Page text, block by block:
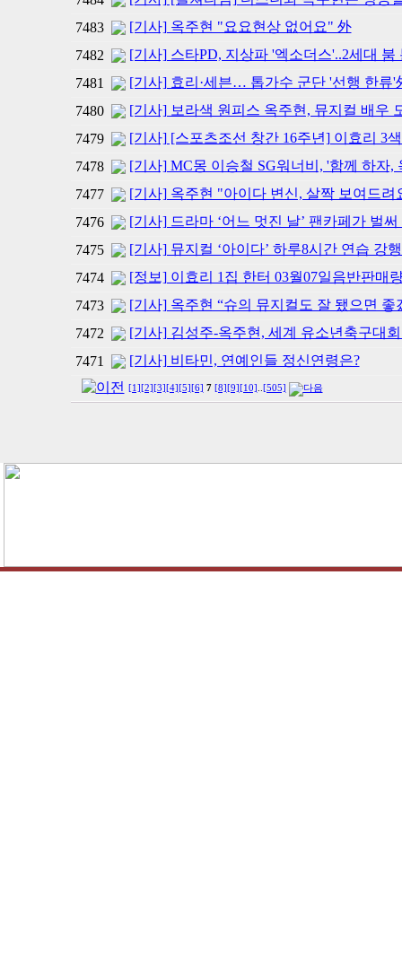
7483
[기사] 옥주현 "요요현상 없어요" 外
7482
[기사] 스타PD, 지상파 '엑소더스'..2세대 붐
7481
[기사] 효리·세븐… 톱가수 군단 '선행 한류'
7480
[기사] 보라색 원피스 옥주현, 뮤지컬 배우
7479
[기사] [스포츠조선 창간 16주년] 이효리 3
7478
[기사] MC몽 이승철 SG워너비, '함께 하자,
7477
[기사] 옥주현 "아이다 변신, 살짝 보여드려
7476
[기사] 드라마 ‘어느 멋진 날’ 팬카페가 벌써
7475
[기사] 뮤지컬 ‘아이다’ 하루8시간 연습 강
7474
[정보] 이효리 1집 한터 03월07일음반판매
7473
[기사] 옥주현 “슈의 뮤지컬도 잘 됐으면 좋
7472
[기사] 김성주-옥주현, 세계 유소년축구대
7471
[기사] 비타민, 연예인들 정신연령은?
[1] [2] [3] [4] [5] [6] 7 [8] [9] [10] [505]